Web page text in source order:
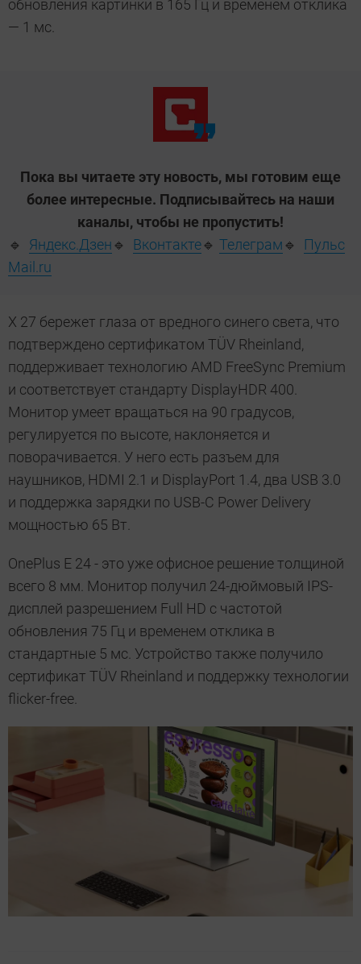
обновления картинки в 165 Гц и временем отклика
— 1 мс.
Пока вы читаете эту новость, мы готовим еще
более интересные. Подписывайтесь на наши
каналы, чтобы не пропустить!
🔹 Яндекс.Дзен 🔹 Вконтакте🔹 Телеграм 🔹 Пульс
Mail.ru
X 27 бережет глаза от вредного синего света, что
подтверждено сертификатом TÜV Rheinland,
поддерживает технологию AMD FreeSync Premium
и соответствует стандарту DisplayHDR 400.
Монитор умеет вращаться на 90 градусов,
регулируется по высоте, наклоняется и
поворачивается. У него есть разъем для
наушников, HDMI 2.1 и DisplayPort 1.4, два USB 3.0
и поддержка зарядки по USB-C Power Delivery
мощностью 65 Вт.
OnePlus E 24 - это уже офисное решение толщиной
всего 8 мм . Монитор получил 24-дюймовый IPS-
дисплей разрешением Full HD с частотой
обновления 75 Гц и временем отклика в
стандартные 5 мс. Устройство также получило
сертификат TÜV Rheinland и поддержку технологии
flicker-free.